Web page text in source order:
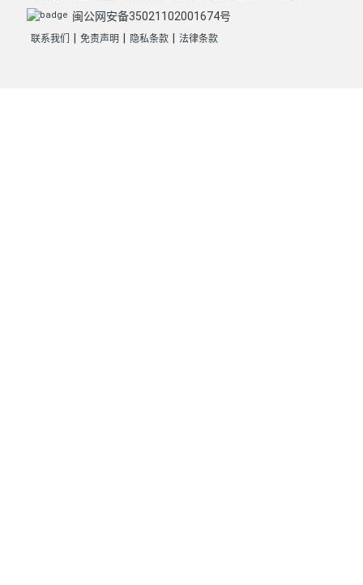
闽公网安备35021102001674号
联系我们 免责声明 隐私条款 法律条款